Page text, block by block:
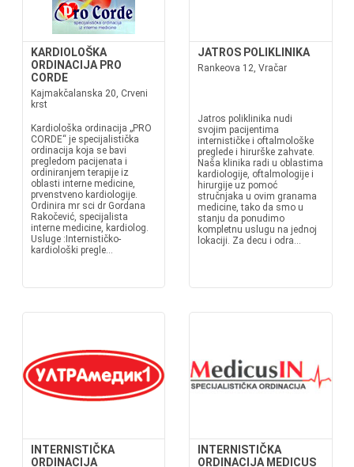
KARDIOLOŠKA
ORDINACIJA PRO
CORDE
Kajmakčalanska 20, Crveni
krst
Kardiološka ordinacija „PRO
CORDE“ je specijalistička
ordinacija koja se bavi
pregledom pacijenata i
ordiniranjem terapije iz
oblasti interne medicine,
prvenstveno kardiologije.
Ordinira mr sci dr Gordana
Rakočević, specijalista
interne medicine, kardiolog.
Usluge :Internističko-
kardiološki pregle...
JATROS POLIKLINIKA
Rankeova 12, Vračar
Jatros poliklinika nudi
svojim pacijentima
internističke i oftalmološke
preglede i hirurške zahvate.
Naša klinika radi u oblastima
kardiologije, oftalmologije i
hirurgije uz pomoć
stručnjaka u ovim granama
medicine, tako da smo u
stanju da ponudimo
kompletnu uslugu na jednoj
lokaciji. Za decu i odra...
INTERNISTIČKA
ORDINACIJA
INTERNISTIČKA
ORDINACIJA MEDICUS